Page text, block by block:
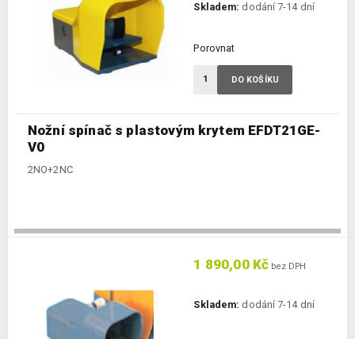
Nožní spínač s plastovým krytem EFDT21GE-
V0
2NO+2NC
Skladem: dodání 7-14 dní
Porovnat
DO KOŠÍKU
1 890,00 Kč bez DPH
Skladem: dodání 7-14 dní